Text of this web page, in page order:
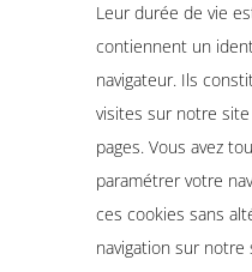
Leur durée de vie
contiennent un
navigateur. Ils
visites sur notre
pages. Vous avez
paramétrer votre
ces cookies sans
navigation sur notre